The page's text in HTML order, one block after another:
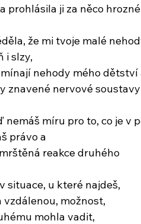
prohlásila ji za něco
že mi tvoje malé
i slzy,
nehody mého dětství
znavené nervové soustavy
nemáš míru pro to, co je v
právo a
reakce druhého
situace, u které najdeš,
vzdálenou, možnost,
mohla vadit,